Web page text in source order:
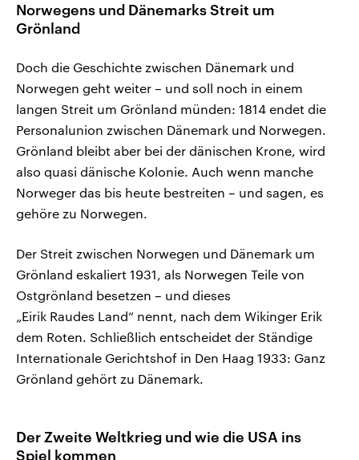
Norwegens und Dänemarks Streit um
Grönland
Doch die Geschichte zwischen Dänemark und
Norwegen geht weiter – und soll noch in einem
langen Streit um Grönland münden: 1814 endet die
Personalunion zwischen Dänemark und Norwegen.
Grönland bleibt aber bei der dänischen Krone, wird
also quasi dänische Kolonie. Auch wenn manche
Norweger das bis heute bestreiten – und sagen, es
gehöre zu Norwegen.
Der Streit zwischen Norwegen und Dänemark um
Grönland eskaliert 1931, als Norwegen Teile von
Ostgrönland besetzen – und dieses
„Eirik Raudes Land“ nennt, nach dem Wikinger Erik
dem Roten. Schließlich entscheidet der Ständige
Internationale Gerichtshof in Den Haag 1933: Ganz
Grönland gehört zu Dänemark.
Der Zweite Weltkrieg und wie die USA ins
Spiel kommen